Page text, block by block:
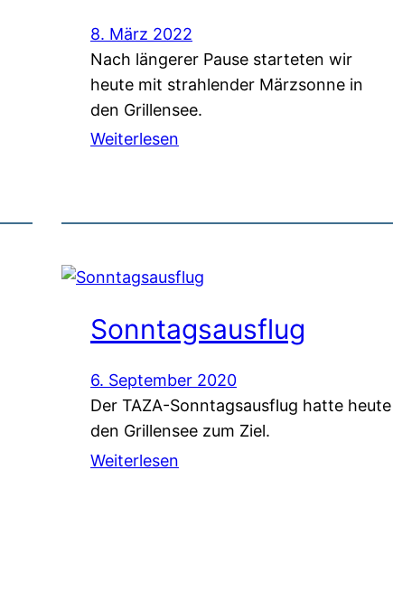
8. März 2022
Nach längerer Pause starteten wir
heute mit strahlender Märzsonne in
den Grillensee.
Weiterlesen
Sonntagsausflug
6. September 2020
Der TAZA-Sonntagsausflug hatte heute
den Grillensee zum Ziel.
Weiterlesen